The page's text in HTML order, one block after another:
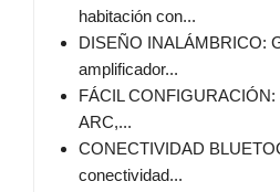
habitación con...
DISEÑO INALÁMBRICO:
amplificador...
FÁCIL
ARC,...
CONECTIVIDAD
conectividad...